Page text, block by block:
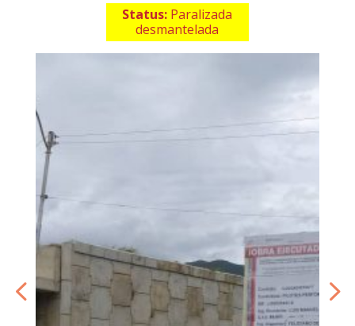
Status: Paralizada
desmantelada